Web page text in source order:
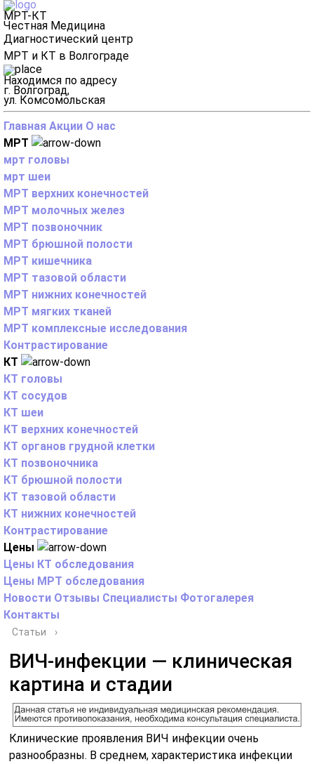
МРТ-КТ
Честная Медицина
Диагностический центр
МРТ и КТ в Волгограде
Находимся по адресу
г. Волгоград,
ул. Комсомольская
Главная Акции О нас
МРТ
мрт головы
мрт шеи
МРТ верхних конечностей
МРТ молочных желез
МРТ позвоночник
МРТ брюшной полости
МРТ кишечника
МРТ тазовой области
МРТ нижних конечностей
МРТ мягких тканей
МРТ комплексные исследования
Контрастирование
КТ
КТ головы
КТ сосудов
КТ шеи
КТ верхних конечностей
КТ органов грудной клетки
КТ позвоночника
КТ брюшной полости
КТ тазовой области
КТ нижних конечностей
Контрастирование
Цены
Цены КТ обследования
Цены МРТ обследования
Новости Отзывы Специалисты Фотогалерея
Контакты
Статьи ›
ВИЧ-инфекции — клиническая
картина и стадии
Клинические проявления ВИЧ инфекции очень
разнообразны. В среднем, характеристика инфекции